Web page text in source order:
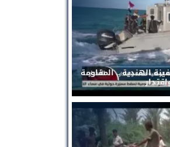
الهندية .. المقاومة